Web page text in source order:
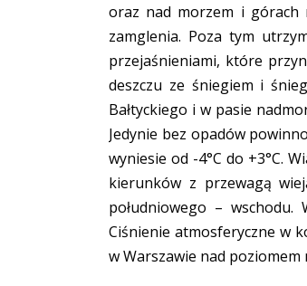
oraz nad morzem i górach
zamglenia. Poza tym
przejaśnieniami, które
deszczu ze śniegiem i
Bałtyckiego i w pasie
Jedynie bez opadów
wyniesie od -4°C do +3°C.
kierunków z przewagą
południowego –
Ciśnienie atmosferyczne w
w Warszawie nad poziomem